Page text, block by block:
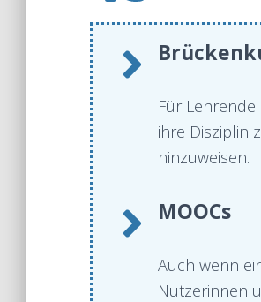
Für
ihre Disziplin
hinzuweisen.
MOOCs
Auch wenn
Nutzerinnen